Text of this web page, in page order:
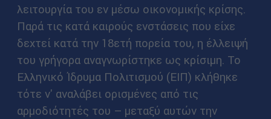
λειτουργία του εν μέσω οικονομικής κρίσης.
Παρά τις κατά καιρούς ενστάσεις που είχε
δεχτεί κατά την 18ετή πορεία του, η έλλειψή
του γρήγορα αναγνωρίστηκε ως κρίσιμη. Το
Ελληνικό Ίδρυμα Πολιτισμού (ΕΙΠ) κλήθηκε
τότε ν' αναλάβει ορισμένες από τις
αρμοδιότητές του – μεταξύ αυτών την